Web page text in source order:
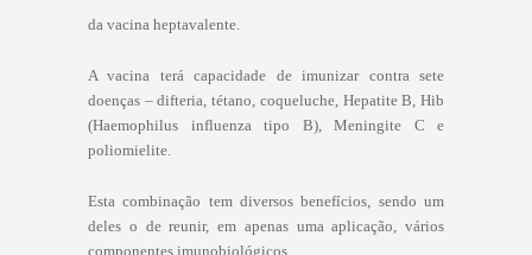
da vacina heptavalente.
A vacina terá capacidade de imunizar contra sete
doenças – difteria, tétano, coqueluche, Hepatite B, Hib
(Haemophilus influenza tipo B), Meningite C e
poliomielite.
Esta combinação tem diversos benefícios, sendo um
deles o de reunir, em apenas uma aplicação, vários
componentes imunobiológicos.